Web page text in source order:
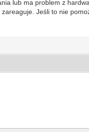
lub ma problem z
Jeśli to nie